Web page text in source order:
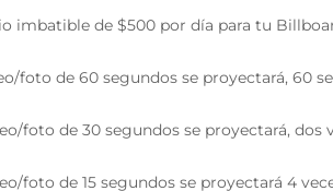
imbatible de $500 por día para tu
foto de 60 segundos se proyectará, 60
foto de 30 segundos se proyectará, dos
foto de 15 segundos se proyectará 4